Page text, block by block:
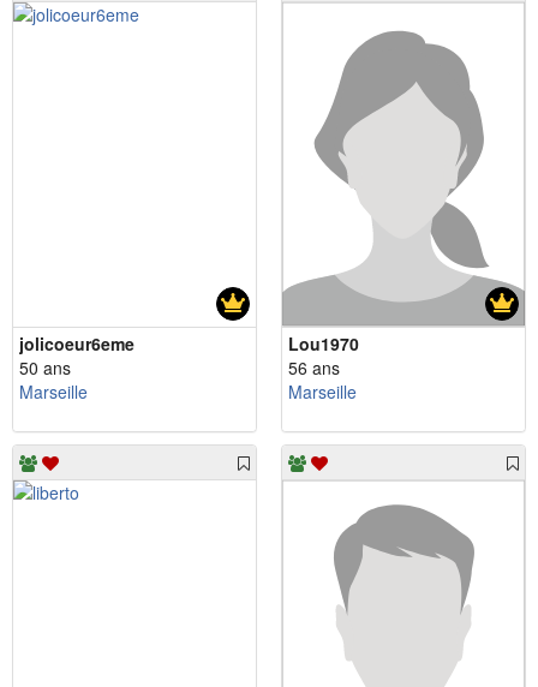
jolicoeur6eme
50 ans
Marseille
Lou1970
56 ans
Marseille